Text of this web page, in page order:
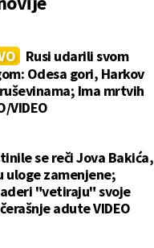
Rusi udarili svom
Odesa gori, Harkov
Ima mrtvih
VIDEO
se reči Jova Bakića,
uloge zamenjene;
"vetiraju" svoje
adute VIDEO